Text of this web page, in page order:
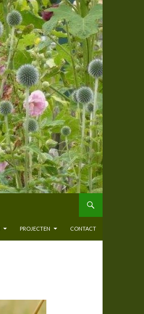
PROJECTEN CONTACT